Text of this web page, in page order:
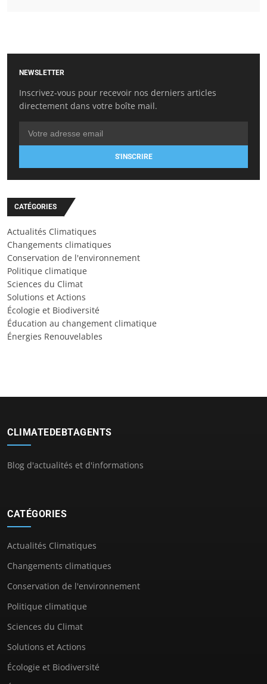
NEWSLETTER
Inscrivez-vous pour recevoir nos derniers articles
directement dans votre boîte mail.
S'INSCRIRE
CATÉGORIES
Actualités Climatiques
Changements climatiques
Conservation de l'environnement
Politique climatique
Sciences du Climat
Solutions et Actions
Écologie et Biodiversité
Éducation au changement climatique
Énergies Renouvelables
CLIMATEDEBTAGENTS
Blog d'actualités et d'informations
CATÉGORIES
Actualités Climatiques
Changements climatiques
Conservation de l'environnement
Politique climatique
Sciences du Climat
Solutions et Actions
Écologie et Biodiversité